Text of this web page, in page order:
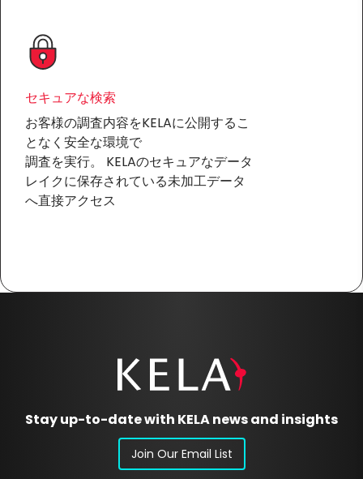
セキュアな検索
お客様の調査内容をKELAに公開するこ
となく安全な環境で
調査を実行。 KELAのセキュアなデータ
レイクに保存されている未加工データ
へ直接アクセス
Stay up-to-date with KELA news and insights
Join Our Email List